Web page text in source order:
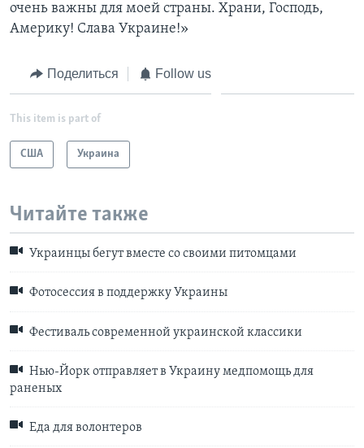
очень важны для моей страны. Храни, Господь,
Америку! Слава Украине!»
Поделиться Follow us
This item is part of
США Украина
Читайте также
Украинцы бегут вместе со своими питомцами
Фотосессия в поддержку Украины
Фестиваль современной украинской классики
Нью-Йорк отправляет в Украину медпомощь для
раненых
Еда для волонтеров